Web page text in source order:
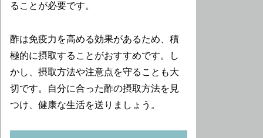
ることが必要です。
酢は免疫力を高める効果があるため、積
極的に摂取することがおすすめです。し
かし、摂取方法や注意点を守ることも大
切です。自分に合った酢の摂取方法を見
つけ、健康な生活を送りましょう。